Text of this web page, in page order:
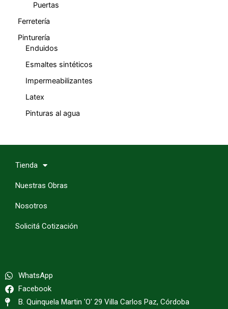
Puertas
Ferretería
Pinturería
Enduidos
Esmaltes sintéticos
Impermeabilizantes
Latex
Pinturas al agua
Tienda
Nuestras Obras
Nosotros
Solicitá Cotización
WhatsApp
Facebook
B. Quinquela Martin 'O' 29 Villa Carlos Paz, Córdoba